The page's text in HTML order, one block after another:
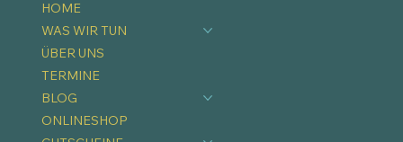
HOME
WAS WIR TUN
ÜBER UNS
TERMINE
BLOG
ONLINESHOP